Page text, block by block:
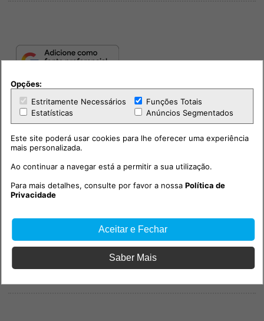
Opções:
Estritamente Necessários
Funções Totais
Estatísticas
Anúncios Segmentados
Este site poderá usar cookies para lhe oferecer uma experiência
mais personalizada.
Ao continuar a navegar está a permitir a sua utilização.
Para mais detalhes, consulte por favor a nossaPolítica de
Privacidade
Aceitar e Fechar
Saber Mais